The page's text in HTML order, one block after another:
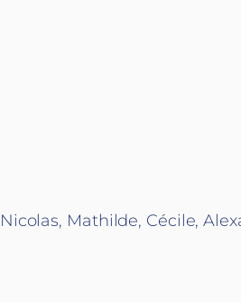
Mathilde, Cécile,